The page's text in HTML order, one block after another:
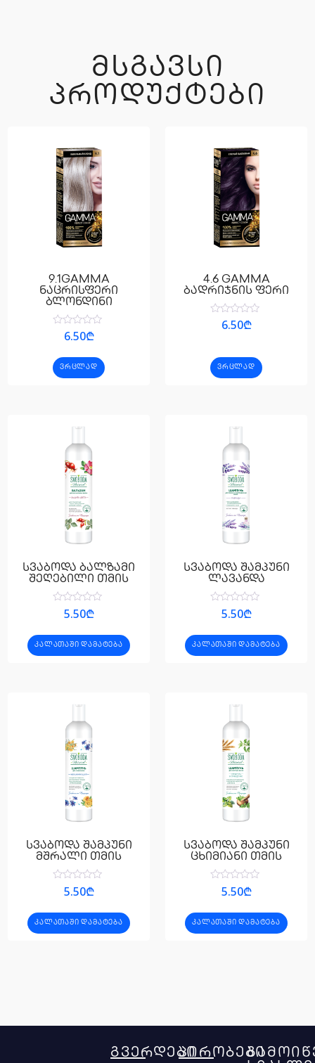
ᲛᲡᲒᲐᲕᲡᲘ
ᲞᲠᲝᲓᲣᲥᲢᲔᲑᲘ
9.1GAMMA
ნაცრისფერი
ბლონდინი
შეფასება
5-
დან
6.50₾
ᲕᲠᲪᲚᲐᲓ
4.6 GAMMA
ბადრიჯნის ფერი
შეფასება
დან
6.50₾
ᲕᲠᲪᲚᲐᲓ
სვაბოდა ბალზამი
შეღებილი თმის
შეფასება
5-
დან
5.50₾
ᲙᲐᲚᲐᲗᲐᲨᲘ ᲓᲐᲛᲐᲢᲔᲑᲐ
სვაბოდა შამპუნი
ლავანდა
შეფასება
5-
დან
5.50₾
ᲙᲐᲚᲐᲗᲐᲨᲘ ᲓᲐᲛᲐᲢᲔᲑᲐ
სვაბოდა შამპუნი
მშრალი თმის
შეფასება
5-
დან
5.50₾
ᲙᲐᲚᲐᲗᲐᲨᲘ ᲓᲐᲛᲐᲢᲔᲑᲐ
სვაბოდა შამპუნი
ცხიმიანი თმის
შეფასება
5-
დან
5.50₾
ᲙᲐᲚᲐᲗᲐᲨᲘ ᲓᲐᲛᲐᲢᲔᲑᲐ
ᲒᲕᲔᲠᲓᲔᲑᲘᲞᲘᲠᲝᲑᲔᲑᲘ